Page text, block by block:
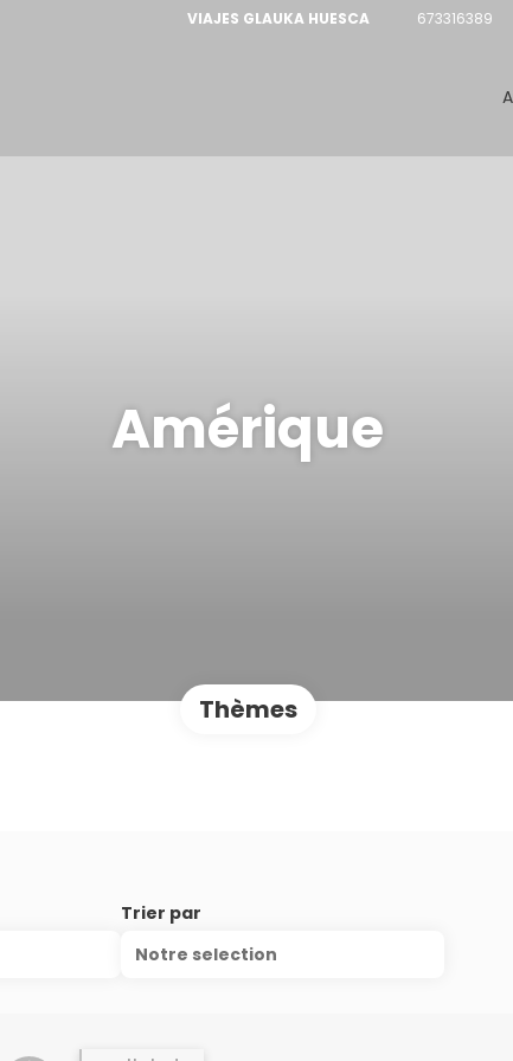
VIAJES GLAUKA HUESCA 673316389
Amérique
Thèmes
Trier par
Notre selection